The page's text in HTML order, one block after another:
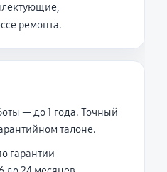
ремонта.
— до 1 года. Точный
талоне.
гарантии